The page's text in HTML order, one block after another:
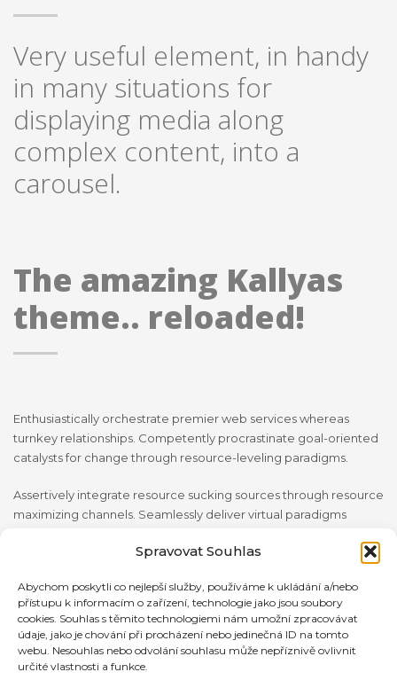
Spravovat Souhlas
Abychom poskytli co nejlepší služby, používáme k ukládání a/nebo
přístupu k informacím o zařízení, technologie jako jsou soubory
cookies. Souhlas s těmito technologiemi nám umožní zpracovávat
údaje, jako je chování při procházení nebo jedinečná ID na tomto
webu. Nesouhlas nebo odvolání souhlasu může nepříznivě ovlivnit
určité vlastnosti a funkce.
Very useful element, in handy
in many situations for
displaying media along
complex content, into a
carousel.
The amazing Kallyas
theme.. reloaded!
Enthusiastically orchestrate premier web services whereas
turnkey relationships. Competently procrastinate goal-oriented
catalysts for change through resource-leveling paradigms.
Assertively integrate resource sucking sources through resource
maximizing channels. Seamlessly deliver virtual paradigms
materials without effective leadership oriented catalysts for
Assertively integrate resource sucking sources through resource
maximizing channels. Seamlessly deliver virtual paradigms
through web-enabled value. Progressively parallel task turnkey